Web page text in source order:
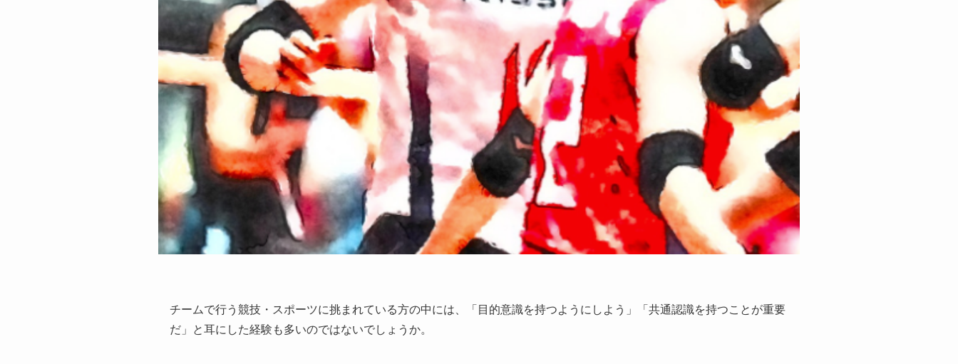
チームで行う競技・スポーツに挑まれている方の中には、「目的意識を持つようにしよう」「共通認識を持つことが重要
だ」と耳にした経験も多いのではないでしょうか。